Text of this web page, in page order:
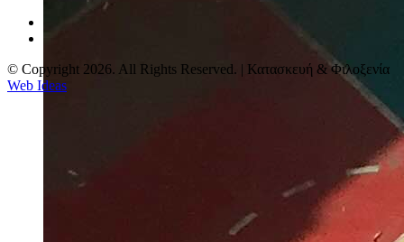
© Copyright 2026. All Rights Reserved. | Κατασκευή & Φιλοξενία
Web Ideas